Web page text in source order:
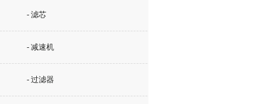
- 滤芯
- 减速机
- 过滤器